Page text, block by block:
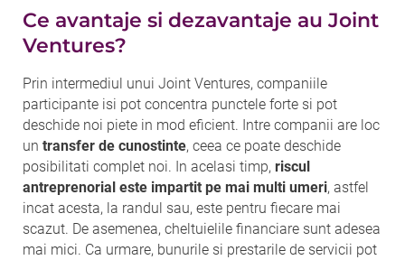
Ce avantaje si dezavantaje au Joint
Ventures?
Prin intermediul unui Joint Ventures, companiile
participante isi pot concentra punctele forte si pot
deschide noi piete in mod eficient. Intre companii are loc
un transfer de cunostinte, ceea ce poate deschide
posibilitati complet noi. In acelasi timp, riscul
antreprenorial este impartit pe mai multi umeri, astfel
incat acesta, la randul sau, este pentru fiecare mai
scazut. De asemenea, cheltuielile financiare sunt adesea
mai mici. Ca urmare, bunurile si prestarile de servicii pot